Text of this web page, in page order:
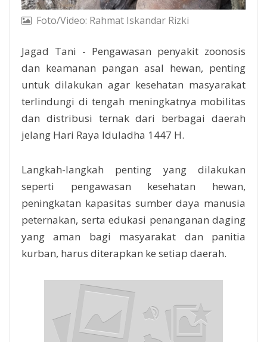
Foto/Video: Rahmat Iskandar Rizki
Jagad Tani - Pengawasan penyakit zoonosis
dan keamanan pangan asal hewan, penting
untuk dilakukan agar kesehatan masyarakat
terlindungi di tengah meningkatnya mobilitas
dan distribusi ternak dari berbagai daerah
jelang Hari Raya Iduladha 1447 H.
Langkah-langkah penting yang dilakukan
seperti pengawasan kesehatan hewan,
peningkatan kapasitas sumber daya manusia
peternakan, serta edukasi penanganan daging
yang aman bagi masyarakat dan panitia
kurban, harus diterapkan ke setiap daerah.